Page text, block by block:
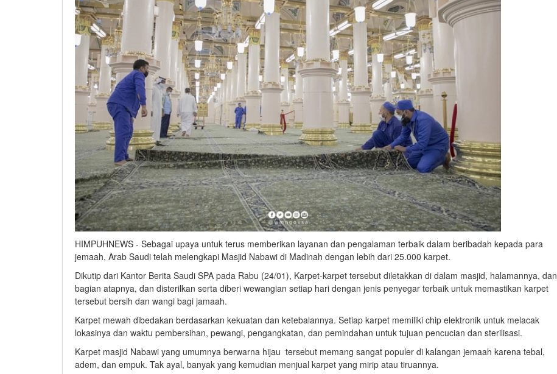
HIMPUHNEWS - Sebagai upaya untuk terus memberikan layanan dan pengalaman terbaik dalam beribadah kepada para
jemaah, Arab Saudi telah melengkapi Masjid Nabawi di Madinah dengan lebih dari 25.000 karpet.
Dikutip dari Kantor Berita Saudi SPA pada Rabu (24/01), Karpet-karpet tersebut diletakkan di dalam masjid, halamannya, dan
bagian atapnya, dan disterilkan serta diberi wewangian setiap hari dengan jenis penyegar terbaik untuk memastikan karpet
tersebut bersih dan wangi bagi jamaah.
Karpet mewah dibedakan berdasarkan kekuatan dan ketebalannya. Setiap karpet memiliki chip elektronik untuk melacak
lokasinya dan waktu pembersihan, pewangi, pengangkatan, dan pemindahan untuk tujuan pencucian dan sterilisasi.
Karpet masjid Nabawi yang umumnya berwarna hijau tersebut memang sangat populer di kalangan jemaah karena tebal,
adem, dan empuk. Tak ayal, banyak yang kemudian menjual karpet yang mirip atau tiruannya.